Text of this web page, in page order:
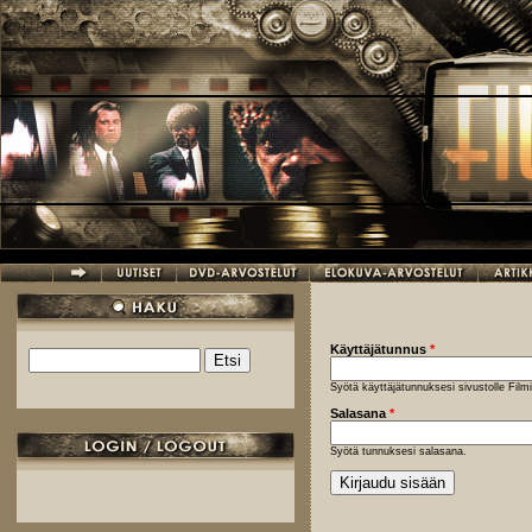
Hyppää pääsisältöön
Hakulomake
Käyttäjätunnus *
Syötä käyttäjätunnuksesi sivustolle
Salasana *
Syötä tunnuksesi salasana.